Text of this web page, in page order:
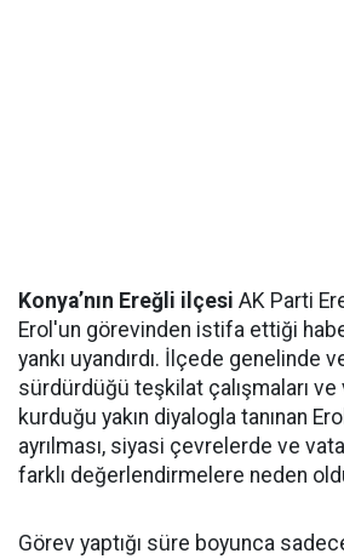
Konya’nın Ereğli ilçesi AK Parti
Erol'un görevinden istifa ettiği
yankı uyandırdı. İlçede genelinde
sürdürdüğü teşkilat çalışmaları ve
kurduğu yakın diyalogla tanınan
ayrılması, siyasi çevrelerde ve
farklı değerlendirmelere neden
Görev yaptığı süre boyunca